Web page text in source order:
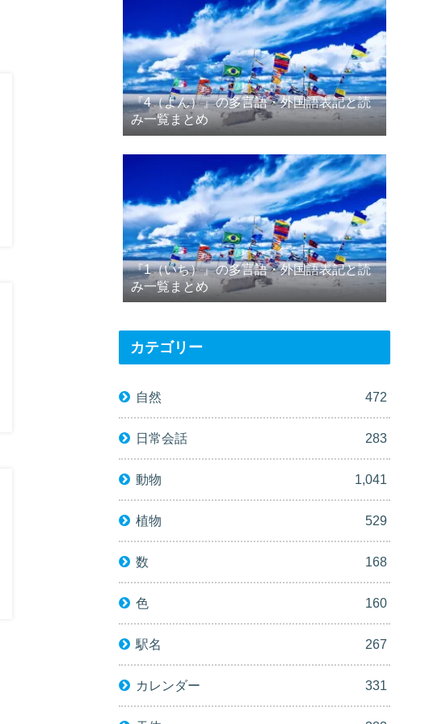
『4（よん）』の多言語・外国語表記と読
み一覧まとめ
『1（いち）』の多言語・外国語表記と読
み一覧まとめ
カテゴリー
自然 472
日常会話 283
動物 1,041
植物 529
数 168
色 160
駅名 267
カレンダー 331